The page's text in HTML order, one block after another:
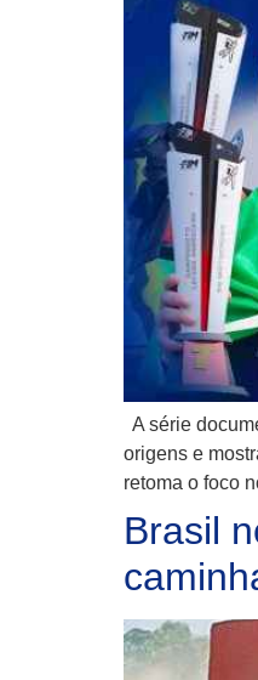
A série
origens e
retoma o foco
Brasil